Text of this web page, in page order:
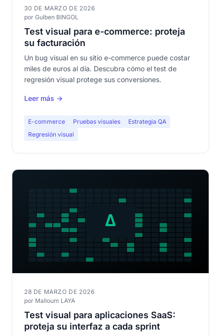
30 DE MARZO DE 2026
por Gulben BINGOL
Test visual para e-commerce: proteja
su facturación
Un bug visual en su sitio e-commerce puede costar
miles de euros al día. Descubra cómo el test de
regresión visual protege sus conversiones.
Leer más →
E-commerce Pruebas visuales
Estrategia QA
Regresión visual
28 DE MARZO DE 2026
por Malloum LAYA
Test visual para aplicaciones SaaS:
proteja su interfaz a cada sprint